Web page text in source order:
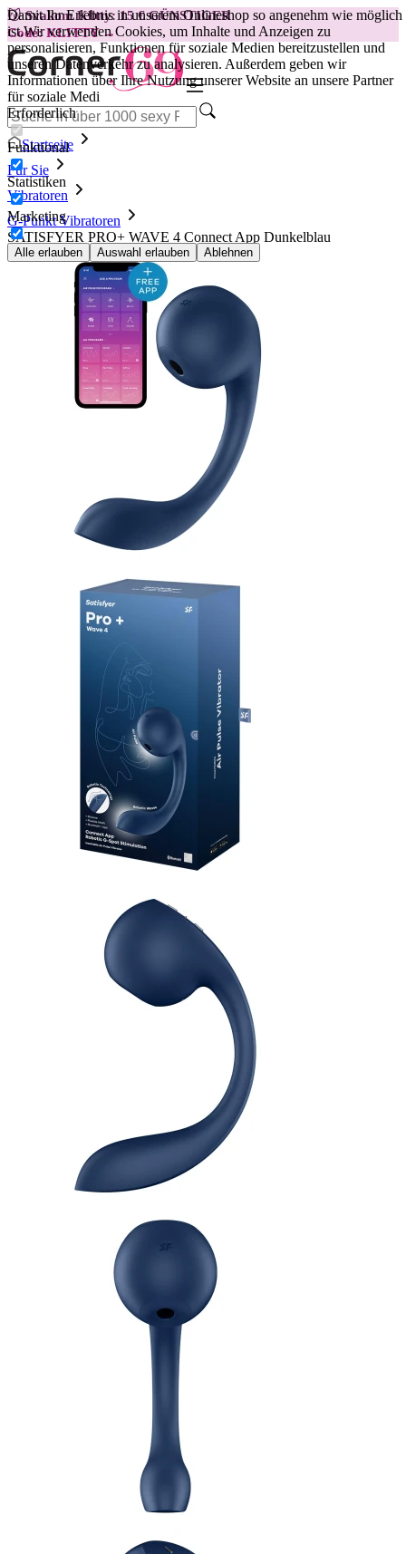
Damit Ihr Erlebnis in unserem Onlineshop so angenehm wie möglich
ist.Wir verwenden Cookies, um Inhalte und Anzeigen zu
personalisieren, Funktionen für soziale Medien bereitzustellen und
unseren Datenverkehr zu analysieren. Außerdem geben wir
Informationen über Ihre Nutzung unserer Website an unsere Partner
für soziale Medi
Erforderlich
Funktional
Statistiken
Marketing
Alle erlauben Auswahl erlauben Ablehnen
😽Svakom Klitty: 15 € GÜNSTIGER
Code: KLITTY →
Startseite
Für Sie
Vibratoren
G-Punkt Vibratoren
SATISFYER PRO+ WAVE 4 Connect App Dunkelblau